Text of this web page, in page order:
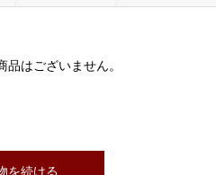
はございません。